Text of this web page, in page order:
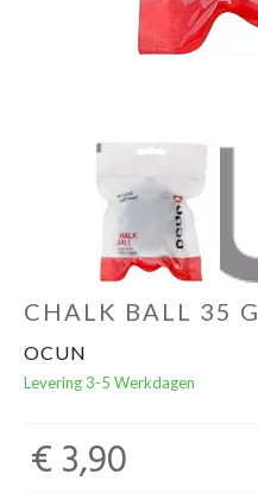
CHALK BALL 35 G
OCUN
Levering 3-5 Werkdagen
€ 3,90